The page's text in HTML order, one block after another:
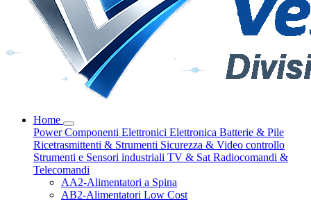
Home
PowerComponenti Elettronici Elettronica Batterie & Pile
Ricetrasmittenti & Strumenti Sicurezza & Video controllo
Strumenti e Sensori industriali TV & Sat Radiocomandi &
Telecomandi
AA2-Alimentatori a Spina
AB2-Alimentatori Low Cost